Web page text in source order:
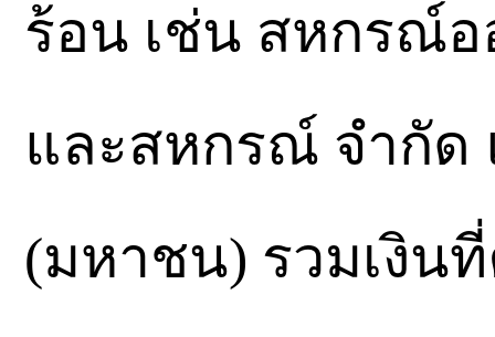
ร้อน เช่น สหกรณ์อ
และสหกรณ์ จำกัด
(มหาชน) รวมเงิน